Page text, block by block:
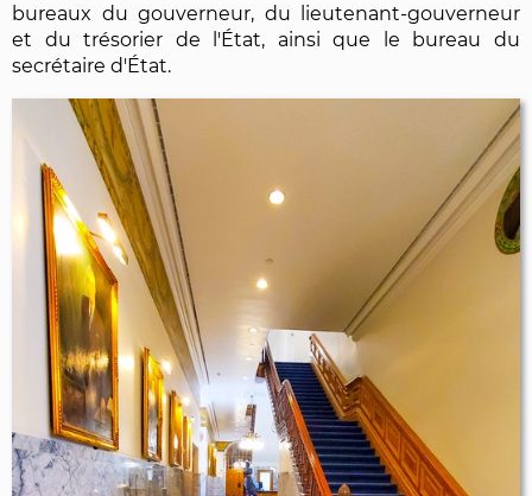
bureaux du gouverneur, du lieutenant-gouverneur
et du trésorier de l'État, ainsi que le bureau du
secrétaire d'État.